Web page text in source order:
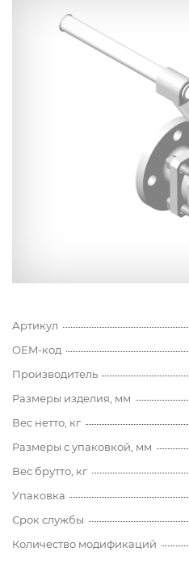
Артикул
OEM-код
Производитель
Размеры изделия, мм
Вес нетто, кг
Размеры с упаковкой, мм
Вес брутто, кг
Упаковка
Срок службы
Количество модификаций